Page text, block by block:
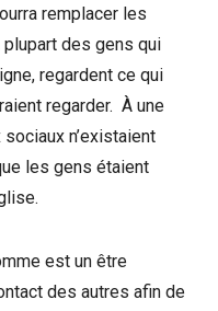
remplacer les
des gens qui
regardent ce qui
regarder. À une
n’existaient
les gens étaient
est un être
des autres afin de